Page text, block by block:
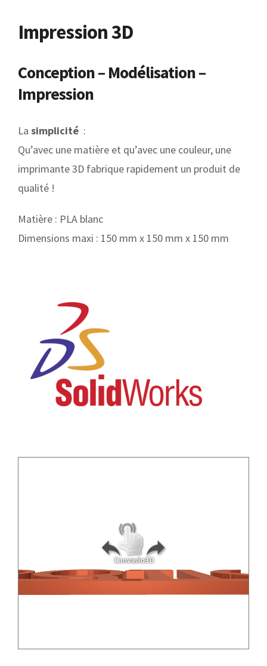
Impression 3D
Conception – Modélisation –
Impression
La simplicité :
Qu’avec une matière et qu’avec une couleur, une
imprimante 3D fabrique rapidement un produit de
qualité !
Matière : PLA blanc
Dimensions maxi : 150 mm x 150 mm x 150 mm